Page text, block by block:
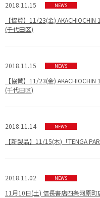
2018.11.15 NEWS
【協賛】11/23(金)
(千代田区)
2018.11.15 NEWS
【協賛】11/23(金)
(千代田区)
2018.11.14 NEWS
【新製品】11/15(木)「TENGA
2018.11.02 NEWS
11月10日(土) 信長書店四条河原町